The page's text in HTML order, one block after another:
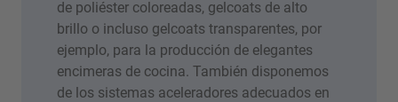
de poliéster coloreadas, gelcoats de alto
brillo o incluso gelcoats transparentes, por
ejemplo, para la producción de elegantes
encimeras de cocina. También disponemos
de los sistemas aceleradores adecuados en